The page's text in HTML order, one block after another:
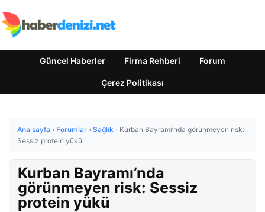
Güncel Haberler Firma Rehberi Forum
Çerez Politikası
Ana sayfa › Forumlar › Sağlık › Kurban Bayramı’nda görünmeyen risk:
Sessiz protein yükü
Kurban Bayramı’nda
görünmeyen risk: Sessiz
protein yükü